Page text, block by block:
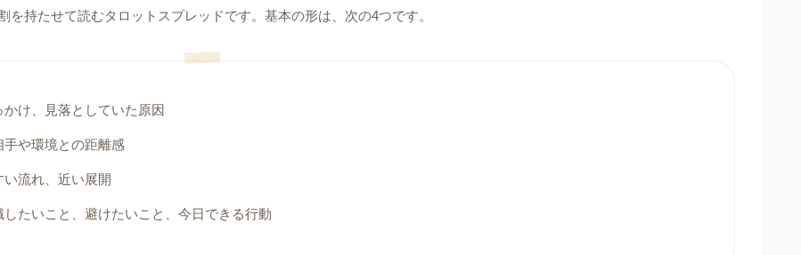
持たせて読むタロットスプレッドです。基本の形は、次の4つです。
け、見落としていた原因
や環境との距離感
流れ、近い展開
たいこと、避けたいこと、今日できる行動